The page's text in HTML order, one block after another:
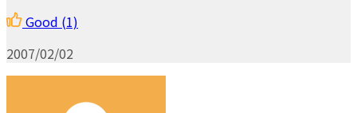
Good (1)
2007/02/02